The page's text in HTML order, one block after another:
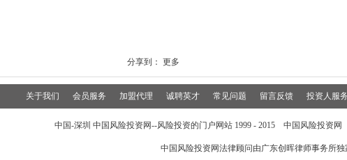
分享到： 更多
关于我们 会员服务 加盟代理 诚聘英才 常见问题 留言反馈 投资人服务
中国-深圳 中国风险投资网--风险投资的门户网站 1999 - 2015 中国风险投资
中国风险投资网法律顾问由广东创晖律师事务所独